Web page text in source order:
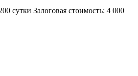
сутки Залоговая стоимость: 4 000